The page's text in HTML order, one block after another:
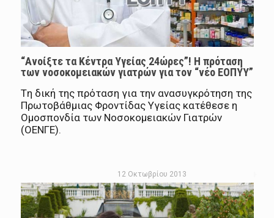
“Ανοίξτε τα Κέντρα Υγείας 24ώρες”! Η πρόταση
των νοσοκομειακών γιατρών για τον “νέο ΕΟΠΥΥ”
Tη δική της πρόταση για την ανασυγκρότηση της
Πρωτοβάθμιας Φροντίδας Υγείας κατέθεσε η
Ομοσπονδία των Νοσοκομειακών Γιατρών
(ΟΕΝΓΕ).
12 Οκτωβρίου 2013